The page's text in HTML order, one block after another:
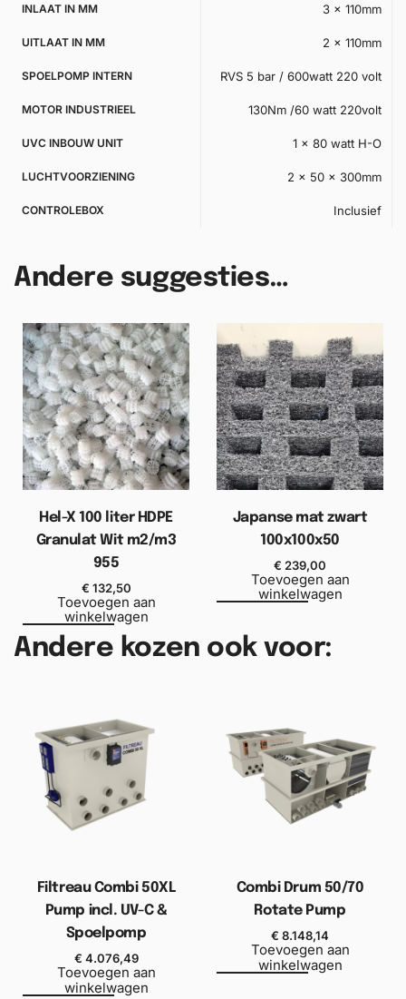
INLAAT IN MM 3 x 110mm
UITLAAT IN MM 2 x 110mm
SPOELPOMP INTERN RVS 5 bar / 600watt 220 volt
MOTOR INDUSTRIEEL 130Nm /60 watt 220volt
UVC INBOUW UNIT 1 x 80 watt H-O
LUCHTVOORZIENING 2 x 50 x 300mm
CONTROLEBOX Inclusief
Andere suggesties…
Hel-X 100 liter HDPE
Granulat Wit m2/m3
955
€ 132,50
Toevoegen aan
winkelwagen
Japanse mat zwart
100x100x50
€ 239,00
Toevoegen aan
winkelwagen
Andere kozen ook voor:
Filtreau Combi 50XL
Pump incl. UV-C &
Spoelpomp
€ 4.076,49
Toevoegen aan
winkelwagen
Combi Drum 50/70
Rotate Pump
€ 8.148,14
Toevoegen aan
winkelwagen